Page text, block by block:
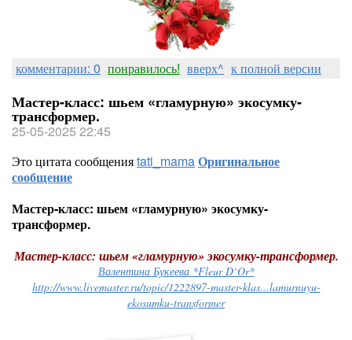
комментарии: 0 понравилось! вверх^ к полной версии
Мастер-класс: шьем «гламурную» экосумку-
трансформер.
25-05-2025 22:45
Это цитата сообщенияtati_mamaОригинальное
сообщение
Мастер-класс: шьем «гламурную» экосумку-
трансформер.
Мастер-класс: шьем «гламурную» экосумку-трансформер.
Валентина Букеева *Fleur D`Or*
http://www.livemaster.ru/topic/1222897-master-klas...lamurnuyu-
ekosumku-transformer